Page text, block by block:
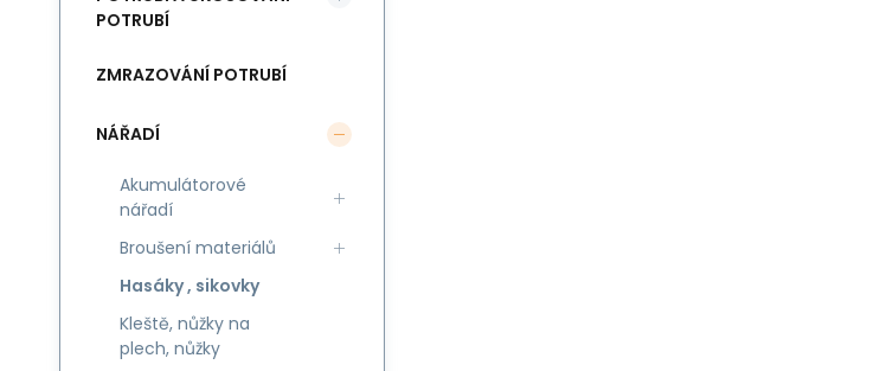
POTRUBÍ
ZMRAZOVÁNÍ POTRUBÍ
NÁŘADÍ
Akumulátorové
nářadí
Broušení materiálů
Hasáky , sikovky
Kleště, nůžky na
plech, nůžky